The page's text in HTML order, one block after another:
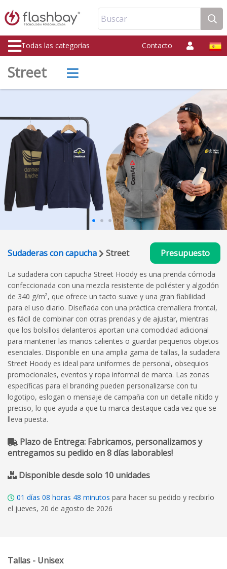
Buscar
Todas las categorías Contacto
Street
Sudaderas con capucha Street Presupuesto
La sudadera con capucha Street Hoody es una prenda cómoda
confeccionada con una mezcla resistente de poliéster y algodón
de 340 g/m², que ofrece un tacto suave y una gran fiabilidad
para el uso diario. Diseñada con una práctica cremallera frontal,
es fácil de combinar con otras prendas y de ajustar, mientras
que los bolsillos delanteros aportan una comodidad adicional
para mantener las manos calientes o guardar pequeños objetos
esenciales. Disponible en una amplia gama de tallas, la sudadera
Street Hoody es ideal para uniformes de personal, obsequios
promocionales, eventos y ropa informal de marca. Las zonas
específicas para el branding pueden personalizarse con tu
logotipo, eslogan o mensaje de campaña con un detalle nítido y
preciso, lo que ayuda a que tu marca destaque cada vez que se
lleva puesta.
Plazo de Entrega: Fabricamos, personalizamos y
entregamos su pedido en 8 días laborables!
Disponible desde solo 10 unidades
01 días 08 horas 48 minutos para hacer su pedido y recibirlo
el jueves, 20 de agosto de 2026
Tallas - Unisex